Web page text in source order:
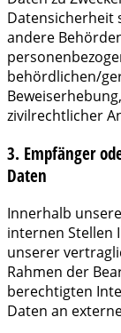
Datensicherheit
andere
behördlichen/
zivilrechtlicher
3. Empfänger
Daten
Innerhalb
internen Stellen
unserer
Rahmen der
berechtigten
Daten an